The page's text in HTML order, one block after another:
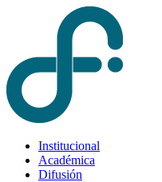
Institucional
Académica
Difusión